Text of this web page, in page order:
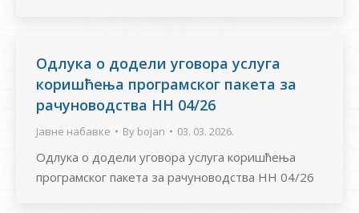
Одлука о додели уговора услуга
коришћења програмског пакета за
рачуноводства НН 04/26
Јавне набавке By bojan 03. 03. 2026.
Одлука о додели уговора услуга коришћења
програмског пакета за рачуноводства НН 04/26